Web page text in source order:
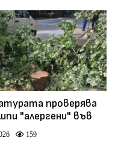
проверява
"алергени" във
159